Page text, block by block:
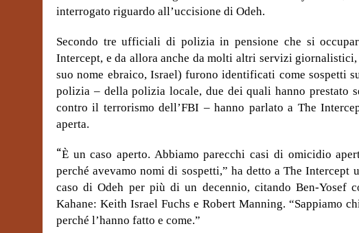
interrogato riguardo all’uccisione di Odeh.
Secondo tre ufficiali di polizia in pensione che si
Intercept, e da allora anche da molti altri servizi
suo nome ebraico, Israel) furono identificati come sospetti
polizia – della polizia locale, due dei quali hanno prestato
contro il terrorismo dell’FBI – hanno parlato a The
aperta.
“È un caso aperto. Abbiamo parecchi casi di omicidio
perché avevamo nomi di sospetti,” ha detto a The
caso di Odeh per più di un decennio, citando Ben-Yosef
Kahane: Keith Israel Fuchs e Robert Manning. “Sappiamo
perché l’hanno fatto e come.”